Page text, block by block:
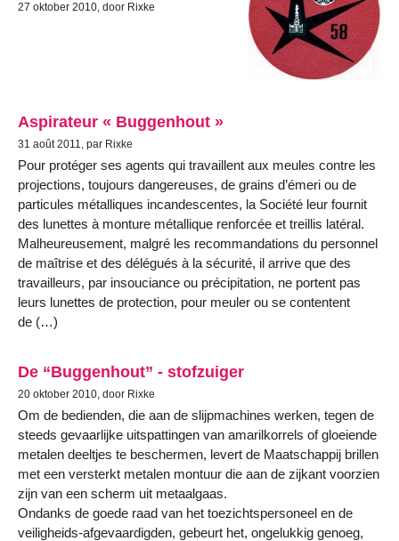
27 oktober 2010, door Rixke
Aspirateur « Buggenhout »
31 août 2011, par Rixke
Pour protéger ses agents qui travaillent aux meules contre les
projections, toujours dangereuses, de grains d’émeri ou de
particules métalliques incandescentes, la Société leur fournit
des lunettes à monture métallique renforcée et treillis latéral.
Malheureusement, malgré les recommandations du personnel
de maîtrise et des délégués à la sécurité, il arrive que des
travailleurs, par insouciance ou précipitation, ne portent pas
leurs lunettes de protection, pour meuler ou se contentent
de (…)
De “Buggenhout” - stofzuiger
20 oktober 2010, door Rixke
Om de bedienden, die aan de slijpmachines werken, tegen de
steeds gevaarlijke uitspattingen van amarilkorrels of gloeiende
metalen deeltjes te beschermen, levert de Maatschappij brillen
met een versterkt metalen montuur die aan de zijkant voorzien
zijn van een scherm uit metaalgaas.
Ondanks de goede raad van het toezichtspersoneel en de
veiligheids-afgevaardigden, gebeurt het, ongelukkig genoeg,